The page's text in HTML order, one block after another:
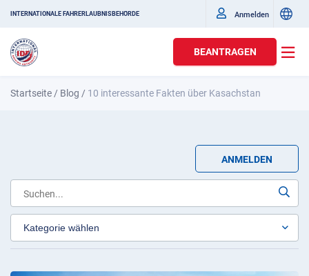
INTERNATIONALE FAHRERLAUBNISBEHÖRDE Anmelden
BEANTRAGEN
Startseite / Blog / 10 interessante Fakten über Kasachstan
ANMELDEN